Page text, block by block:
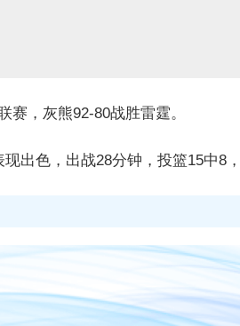
赛，灰熊92-80战胜雷霆。
出色，出战28分钟，投篮15中8